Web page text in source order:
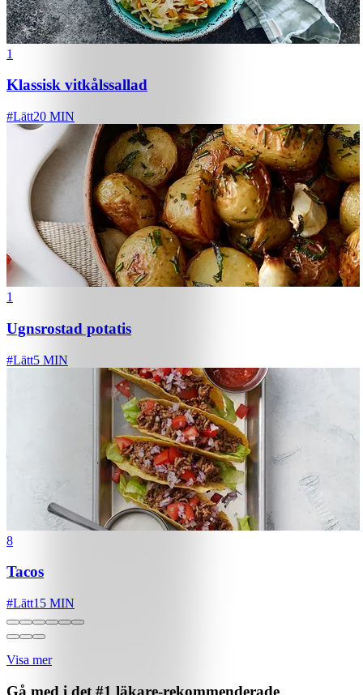
1
Klassisk vitkålssallad
#Lätt20 MIN
1
Ugnsrostad potatis
#Lätt5 MIN
8
Tacos
#Lätt15 MIN
Visa mer
Gå med i det #1 läkare-rekommenderade